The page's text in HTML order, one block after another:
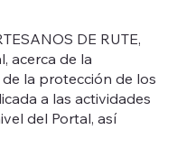
DE RUTE,
acerca de la
la protección de los
a las actividades
del Portal, así